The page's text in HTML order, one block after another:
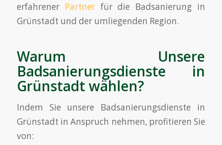
erfahrener Partnerfür die Badsanierung in
Grünstadt und der umliegenden Region.
Warum Unsere
Badsanierungsdienste in
Grünstadt wählen?
Indem Sie unsere Badsanierungsdienste in
Grünstadt in Anspruch nehmen, profitieren Sie
von: